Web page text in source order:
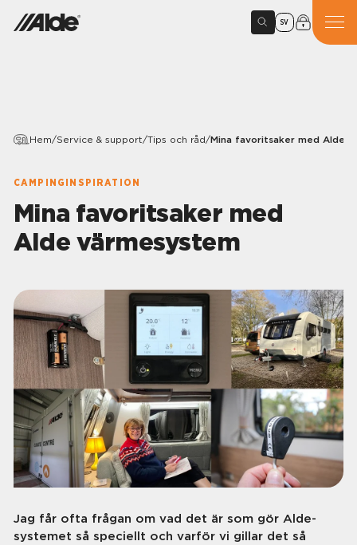
SV
Hem/Service & support/Tips och råd/Mina favoritsaker med Alde
CAMPINGINSPIRATION
Mina favoritsaker med
Alde värmesystem
Jag får ofta frågan om vad det är som gör Alde-
systemet så speciellt och varför vi gillar det så